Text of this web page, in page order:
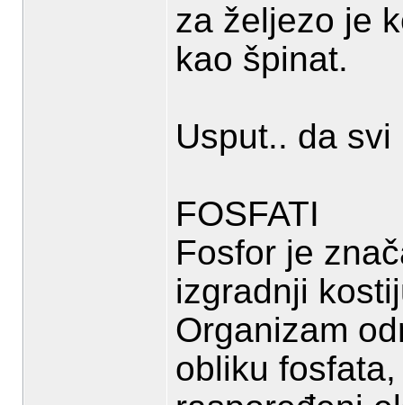
za željezo je
kao špinat.
Usput.. da svi
FOSFATI
Fosfor je
izgradnji
Organizam
obliku